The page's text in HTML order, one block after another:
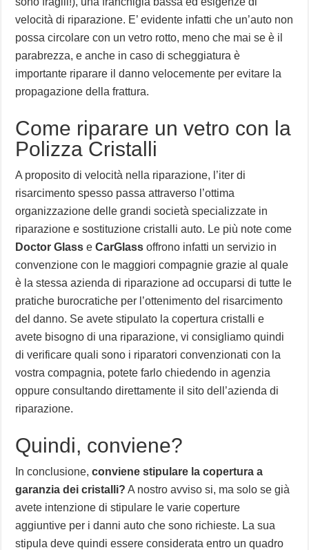
velocità di riparazione. E’ evidente infatti che un’auto non
possa circolare con un vetro rotto, meno che mai se è il
parabrezza, e anche in caso di scheggiatura è
importante riparare il danno velocemente per evitare la
propagazione della frattura.
Come riparare un vetro con la
Polizza Cristalli
A proposito di velocità nella riparazione, l’iter di
risarcimento spesso passa attraverso l’ottima
organizzazione delle grandi società specializzate in
riparazione e sostituzione cristalli auto. Le più note come
Doctor Glass eCarGlass offrono infatti un servizio in
convenzione con le maggiori compagnie grazie al quale
è la stessa azienda di riparazione ad occuparsi di tutte le
pratiche burocratiche per l’ottenimento del risarcimento
del danno. Se avete stipulato la copertura cristalli e
avete bisogno di una riparazione, vi consigliamo quindi
di verificare quali sono i riparatori convenzionati con la
vostra compagnia, potete farlo chiedendo in agenzia
oppure consultando direttamente il sito dell’azienda di
riparazione.
Quindi, conviene?
In conclusione,conviene stipulare la copertura a
garanzia dei cristalli? A nostro avviso si, ma solo se già
avete intenzione di stipulare le varie coperture
aggiuntive per i danni auto che sono richieste. La sua
stipula deve quindi essere considerata entro un quadro